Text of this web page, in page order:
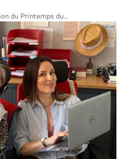
du Printemps du...